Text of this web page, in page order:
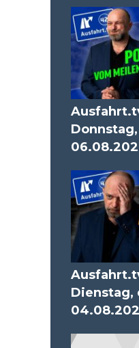
Dienstag,